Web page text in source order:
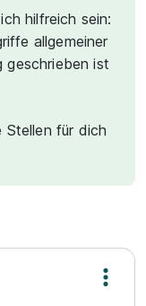
hilfreich sein:
allgemeiner
geschrieben ist
Stellen für dich